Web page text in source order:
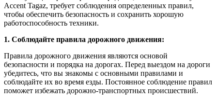
Accent Tagaz, требует соблюдения определенных правил,
чтобы обеспечить безопасность и сохранить хорошую
работоспособность техники.
1. Соблюдайте правила дорожного движения:
Правила дорожного движения являются основой
безопасности и порядка на дорогах. Перед выездом на дороги
убедитесь, что вы знакомы с основными правилами и
соблюдайте их во время езды. Постоянное соблюдение правил
поможет избежать дорожно-транспортных происшествий.